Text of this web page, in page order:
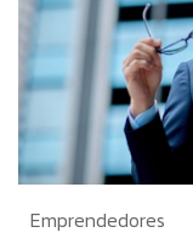
Emprendedores